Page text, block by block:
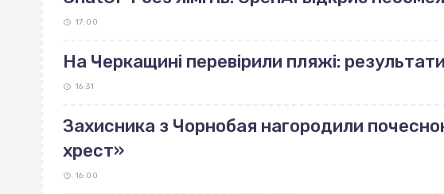
17:00
На Черкащині перевірили пляжі: результати
16:31
Захисника з Чорнобая нагородили
хрест»
16:00